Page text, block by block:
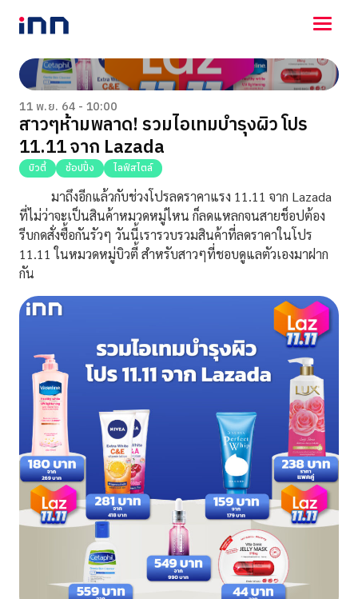
NEWS
ENTERTAINMENT
LIFESTYLE
HOROSCOPE
LOTTERY
VIDEO
ร่วมด้วยช่วยกัน
11 พ.ย. 64 - 10:00
สาวๆห้ามพลาด! รวมไอเทมบำรุงผิว โปร
11.11 จาก Lazada
บิวตี้ ช้อปปิ้ง ไลฟ์สไตล์
มาถึงอีกแล้วกับช่วงโปรลดราคาแรง 11.11 จาก Lazada
ที่ไม่ว่าจะเป็นสินค้าหมวดหมู่ไหน ก็ลดแหลกจนสายช็อปต้อง
รีบกดสั่งซื้อกันรัวๆ วันนี้เรารวบรวมสินค้าที่ลดราคาในโปร
11.11 ในหมวดหมู่บิวตี้ สำหรับสาวๆที่ชอบดูแลตัวเองมาฝาก
กัน